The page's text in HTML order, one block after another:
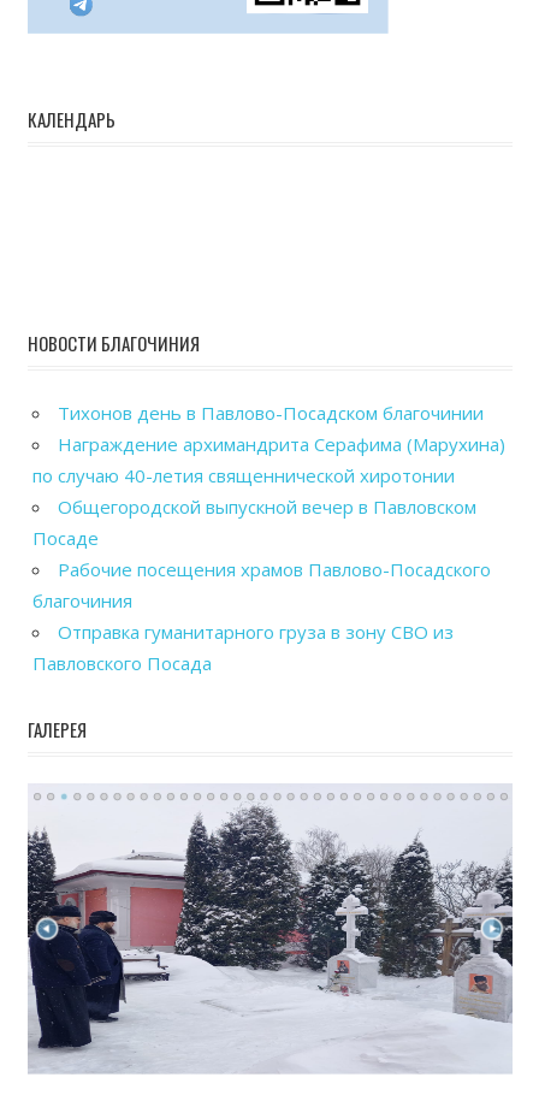
КАЛЕНДАРЬ
НОВОСТИ БЛАГОЧИНИЯ
Тихонов день в Павлово-Посадском благочинии
Награждение архимандрита Серафима (Марухина)
по случаю 40-летия священнической хиротонии
Общегородской выпускной вечер в Павловском
Посаде
Рабочие посещения храмов Павлово-Посадского
благочиния
Отправка гуманитарного груза в зону СВО из
Павловского Посада
ГАЛЕРЕЯ